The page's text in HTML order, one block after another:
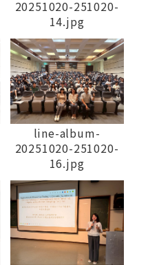
20251020-251020-
14.jpg
line-album-
20251020-251020-
16.jpg